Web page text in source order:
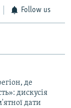
Follow us
де
дискусія
дати